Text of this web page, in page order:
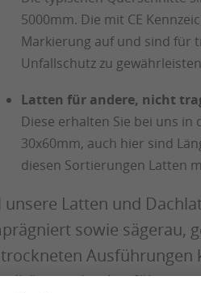
5000mm. Die mit CE
Markierung auf und sind für
Unfallschutz zu
Latten für andere, nicht
Diese erhalten Sie bei uns
30x60mm, auch hier sind
diesen Sortierungen Latten
unsere Latten und
sowie sägerau,
Ausführungen
oder